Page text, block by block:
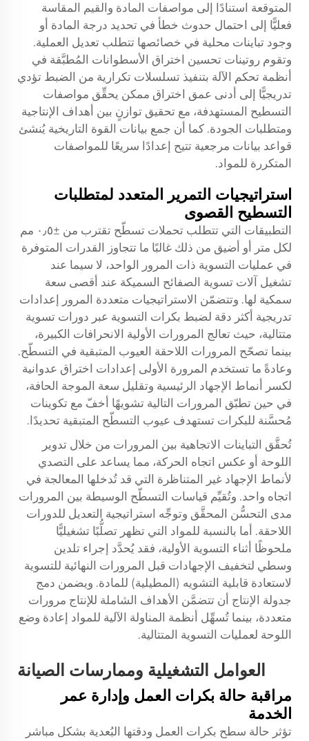
المتوقعة استنادًا إلى مواصفات المادة والقيم المقاسة
فعليًّا إلى احتمال حدوث خطأ في تحديد درجة المادة أو
وجود تباينات محلية في خصائصها تتطلب تعديل العملية.
وتقوم روتينات تحسين اختراق الأسطوانات المُطبَّقة في
أنظمة تحكم الآلة بتنفيذ تسلسلات تكرارية من الضبط تؤدي
تدريجيًّا إلى أدنى عمق اختراق ممكن يحقِّق مواصفات
التسطيح المستهدفة، مع تحقيق توازنٍ بين أهداف الإنتاجية
ومتطلبات الجودة. كما أن جمع بيانات القوة التاريخية يُنشئ
قواعد بيانات مرجعية تتيح إعدادًا سريعًا للمواصفات
المتكررة للمواد.
استراتيجيات التمرير المتعدد لمتطلبات
التسطيح القصوى
التطبيقات التي تتطلب تحملات تسطّح تقترب من ±٠٫٥ مم
لكل متر أو أضيق من ذلك غالبًا ما تتجاوز القدرات المتوفرة
في عمليات التسوية ذات المرور الواحد، لا سيما عند
تشغيل آلات تسوية الصفائح السميكة عند أقصى سعة
سمكية لها. وتتضمّن الاستراتيجيات متعددة المرور إعدادات
تدريجية أكثر دقة لضبط بكرات التسوية عبر دورات تسوية
متتالية، حيث تعالج المرورات الأولية الانحرافات الكبيرة،
بينما تصحّح المرورات اللاحقة العيوب المتبقية في التسطّح.
وعادةً ما تستخدم المرورة الأولى إعدادات اختراق عدوانية
لكسر أنماط الإجهاد الرئيسية وتقليل سعة الموجة الحافة،
في حين تطبّق المرورات التالية تشويهًا أخفّ مع تكوينات
مُحسَّنة للبكرات تستهدف عيوب التسطّح المتبقية تحديدًا.
تُحقَّق التباينات الاتجاهية بين المرورات من خلال تدوير
اللوحة أو عكس اتجاه الحركة، مما يساعد على التصدي
لأنماط الإجهاد غير المتناظرة التي قد تُدخلها المعالجة في
اتجاه واحد. وتُقيِّم قياسات التسطّح الوسيطة بين المرورات
مدى التحسُّن المحقَّق وتوجِّه استراتيجية التعديل للدورات
اللاحقة. أما بالنسبة للمواد التي تظهر تصلُّبًا تشغيليًّا
ملحوظًا أثناء التسوية الأولية، فقد يُحدَّد إجراء تلدين
وسطي لتخفيف الإجهادات قبل المرورات النهائية للتسوية
لاستعادة قابلية التشويه (المطيلية) للمادة. ويضمن دمج
جدولة الإنتاج أن تتضمَّن الأهداف الشاملة للإنتاج مرورات
متعددة، بينما تُسهِّل أنظمة المناولة الآلية للمواد إعادة وضع
اللوحة لعمليات التسوية المتتالية.
العوامل التشغيلية وممارسات الصيانة
مراقبة حالة بكرات العمل وإدارة عمر
الخدمة
تؤثر حالة سطح بكرات العمل ودقتها البُعدية بشكل مباشر